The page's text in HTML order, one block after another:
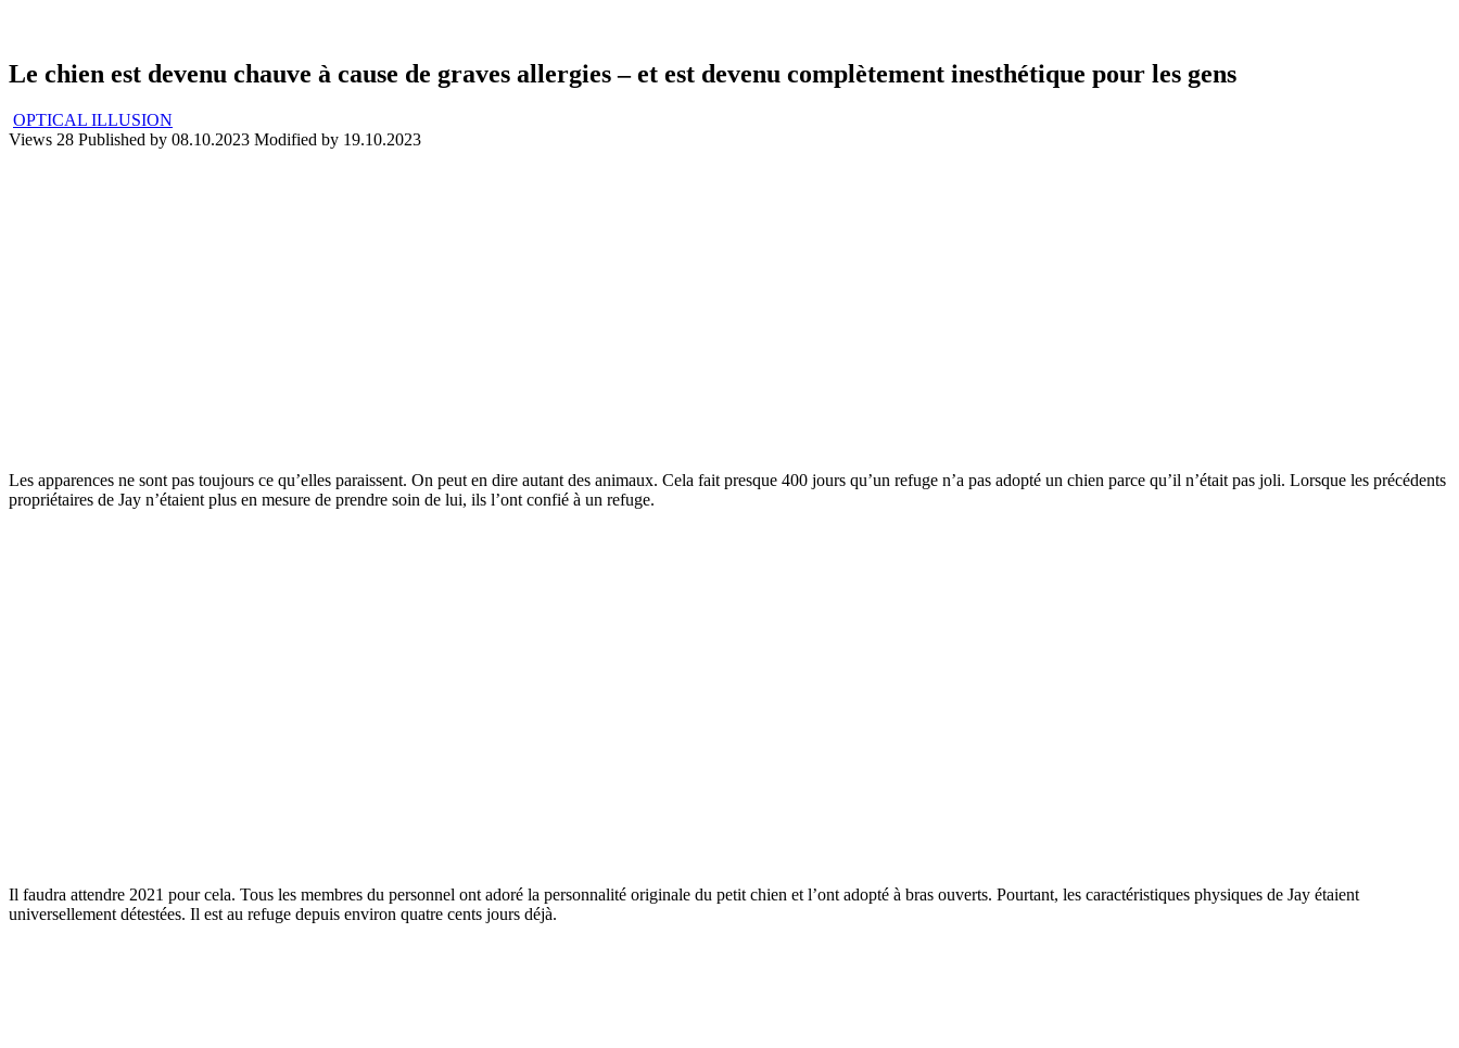
Le chien est devenu chauve à cause de graves allergies – et est devenu complètement inesthétique pour les gens
OPTICAL ILLUSION
Views 28 Published by 08.10.2023 Modified by 19.10.2023
Les apparences ne sont pas toujours ce qu’elles paraissent. On peut en dire autant des animaux. Cela fait presque 400 jours qu’un refuge n’a pas adopté un chien parce qu’il n’était pas joli. Lorsque les précédents
propriétaires de Jay n’étaient plus en mesure de prendre soin de lui, ils l’ont confié à un refuge.
Il faudra attendre 2021 pour cela. Tous les membres du personnel ont adoré la personnalité originale du petit chien et l’ont adopté à bras ouverts. Pourtant, les caractéristiques physiques de Jay étaient
universellement détestées. Il est au refuge depuis environ quatre cents jours déjà.